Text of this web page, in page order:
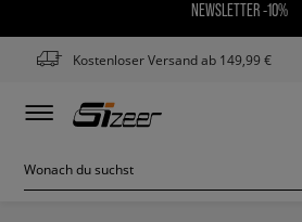
NEWSLETTER -10%
Kostenloser Versand ab 149,99 €